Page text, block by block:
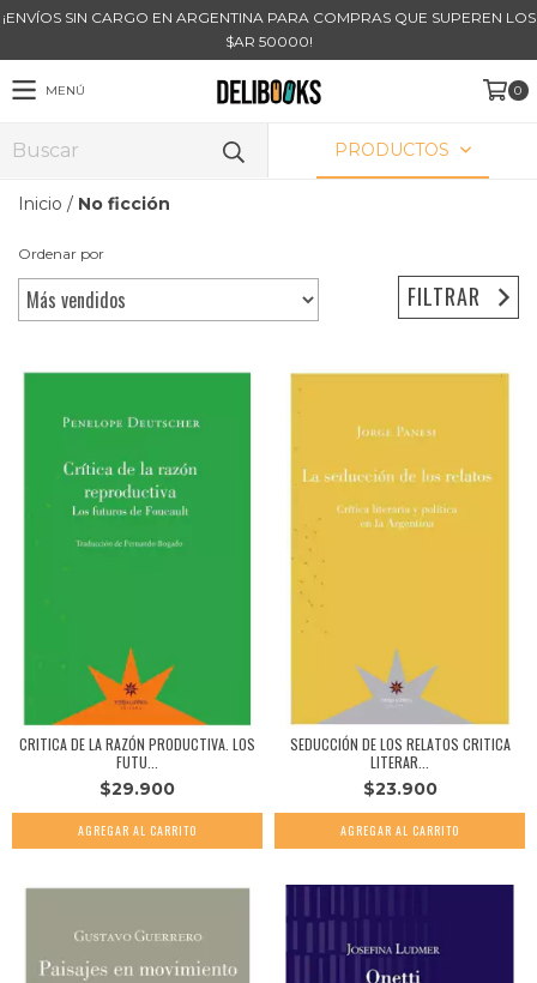
¡ENVÍOS SIN CARGO EN ARGENTINA PARA COMPRAS QUE SUPEREN LOS
$AR 50000!
MENÚ 0
PRODUCTOS
Inicio / No ficción
Ordenar por
FILTRAR
CRITICA DE LA RAZÓN PRODUCTIVA. LOS
FUTU...
$29.900
SEDUCCIÓN DE LOS RELATOS CRITICA
LITERAR...
$23.900